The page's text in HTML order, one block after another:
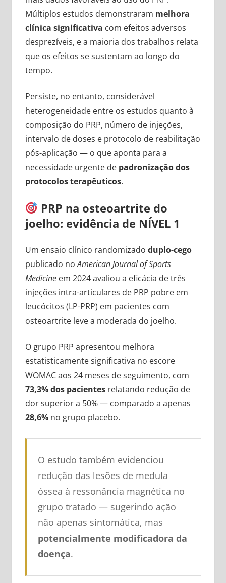
Múltiplos estudos demonstraram melhora
clínica significativa com efeitos adversos
desprezíveis, e a maioria dos trabalhos relata
que os efeitos se sustentam ao longo do
tempo.
Persiste, no entanto, considerável
heterogeneidade entre os estudos quanto à
composição do PRP, número de injeções,
intervalo de doses e protocolo de reabilitação
pós-aplicação — o que aponta para a
necessidade urgente de padronização dos
protocolos terapêuticos.
PRP na osteoartrite do
joelho: evidência de NÍVEL 1
Um ensaio clínico randomizado duplo-cego
publicado noAmerican Journal of Sports
Medicineem 2024 avaliou a eficácia de três
injeções intra-articulares de PRP pobre em
leucócitos (LP-PRP) em pacientes com
osteoartrite leve a moderada do joelho.
O grupo PRP apresentou melhora
estatisticamente significativa no escore
WOMAC aos 24 meses de seguimento, com
73,3% dos pacientesrelatando redução de
dor superior a 50% — comparado a apenas
28,6%no grupo placebo.
O estudo também evidenciou
redução das lesões de medula
óssea à ressonância magnética no
grupo tratado — sugerindo ação
não apenas sintomática, mas
potencialmente modificadora da
doença.